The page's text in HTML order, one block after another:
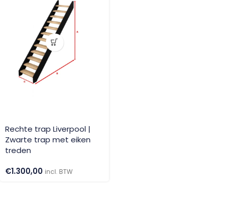
Rechte trap Liverpool |
Zwarte trap met eiken
treden
€1.300,00 incl. BTW